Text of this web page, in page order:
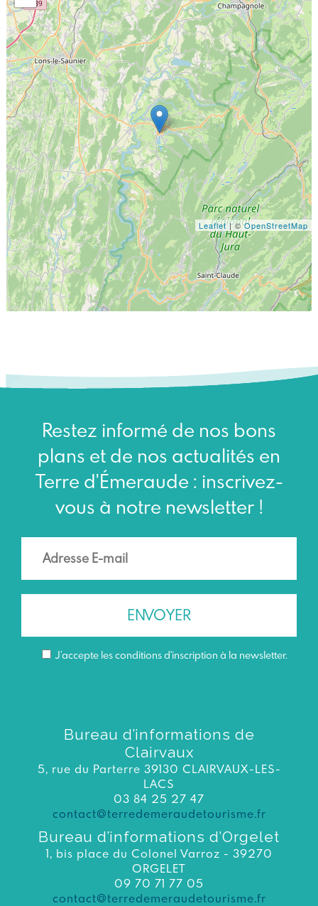
Leaflet| ©OpenStreetMap
Restez informé de nos bons
plans et de nos actualités en
Terre d'Émeraude : inscrivez-
vous à notre newsletter !
J’accepte les conditions d'inscription à la newsletter.
Bureau d’informations de
Clairvaux
5, rue du Parterre 39130 CLAIRVAUX-LES-
LACS
03 84 25 27 47
contact@terredemeraudetourisme.fr
Bureau d’informations d’Orgelet
1, bis place du Colonel Varroz - 39270
ORGELET
09 70 71 77 05
contact@terredemeraudetourisme.fr